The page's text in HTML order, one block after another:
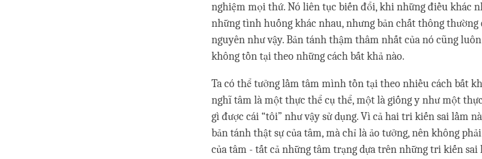
nghiệm mọi thứ. Nó liên tục biến đổi, khi những điều khác
những tình huống khác nhau, nhưng bản chất thông
nguyên như vậy. Bản tánh thậm thâm nhất của nó cũng
không tồn tại theo những cách bất khả nào.
Ta có thể tưởng lầm tâm mình tồn tại theo nhiều cách bất
nghĩ tâm là một thực thể cụ thể, một là giống y như một
gì được cái “tôi” như vậy sử dụng. Vì cả hai tri kiến sai lầm
bản tánh thật sự của tâm, mà chỉ là ảo tưởng, nên không
của tâm - tất cả những tâm trạng dựa trên những tri kiến